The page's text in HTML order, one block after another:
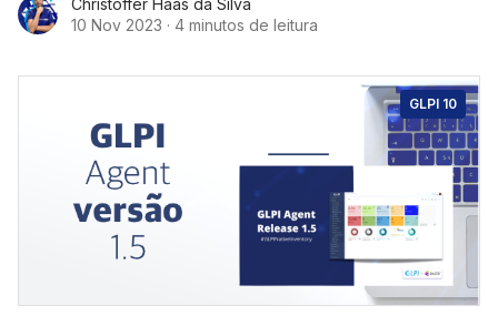
mesmo, informações do antivírus presente.
10 Nov 2023 · 4 minutos de leitura
GLPI 10